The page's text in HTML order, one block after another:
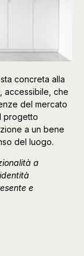
concreta alla
accessibile, che
del mercato
progetto
a un bene
del luogo.
a
e